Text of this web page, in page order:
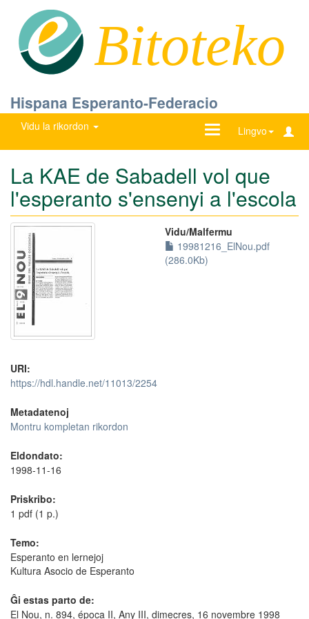
Bitoteko
Hispana Esperanto-Federacio
Vidu la rikordon Lingvo
Ŝanĝu
La KAE de Sabadell vol que
l'esperanto s'ensenyi a l'escola
Vidu/Malfermu
19981216_ElNou.pdf
(286.0Kb)
URI:
https://hdl.handle.net/11013/2254
Metadatenoj
Montru kompletan rikordon
Eldondato:
1998-11-16
Priskribo:
1 pdf (1 p.)
Temo:
Esperanto en lernejoj
Kultura Asocio de Esperanto
Ĝi estas parto de:
El Nou, n. 894, época II, Any III, dimecres, 16 novembre 1998